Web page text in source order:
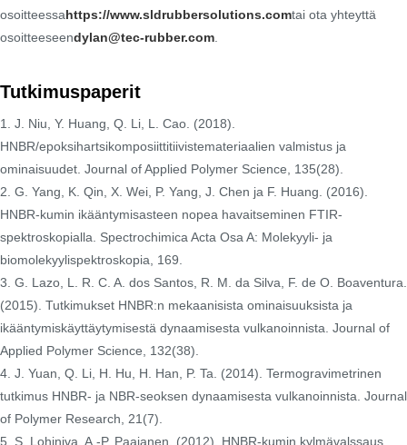
osoitteessahttps://www.sldrubbersolutions.comtai ota yhteyttä
osoitteeseendylan@tec-rubber.com
Tutkimuspaperit
1. J. Niu, Y. Huang, Q. Li, L. Cao. (2018).
HNBR/epoksihartsikomposiittitiivistemateriaalien valmistus ja
ominaisuudet. Journal of Applied Polymer Science, 135(28).
2. G. Yang, K. Qin, X. Wei, P. Yang, J. Chen ja F. Huang. (2016).
HNBR-kumin ikääntymisasteen nopea havaitseminen FTIR-
spektroskopialla. Spectrochimica Acta Osa A: Molekyyli- ja
biomolekyylispektroskopia, 169.
3. G. Lazo, L. R. C. A. dos Santos, R. M. da Silva, F. de O. Boaventura.
(2015). Tutkimukset HNBR:n mekaanisista ominaisuuksista ja
ikääntymiskäyttäytymisestä dynaamisesta vulkanoinnista. Journal of
Applied Polymer Science, 132(38).
4. J. Yuan, Q. Li, H. Hu, H. Han, P. Ta. (2014). Termogravimetrinen
tutkimus HNBR- ja NBR-seoksen dynaamisesta vulkanoinnista. Journal
of Polymer Research, 21(7).
5. S. Lohiniva, A.-P. Paajanen. (2012). HNBR-kumin kylmävalssaus